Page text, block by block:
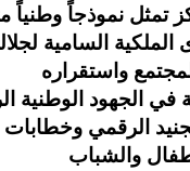
تمثل نموذجاً
السامية
الوطنية
الرقمي وخطابات